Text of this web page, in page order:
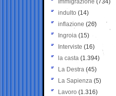
Immigrazione (734)
indulto (14)
inflazione (26)
Ingroia (15)
Interviste (16)
la casta (1.394)
La Destra (45)
La Sapienza (5)
Lavoro (1.316)